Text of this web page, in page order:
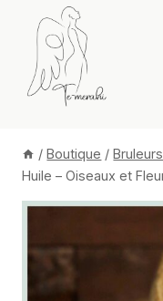
contenu
/ Boutique /
Huile – Oiseaux et